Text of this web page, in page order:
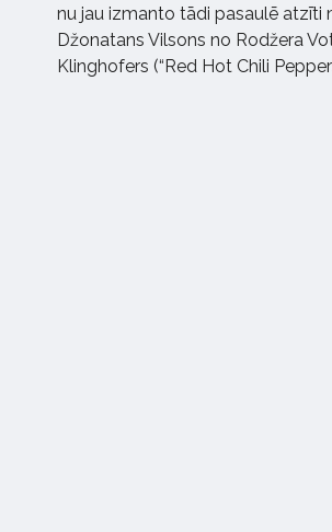
nu jau izmanto tādi pasaulē atzīti
Džonatans Vilsons no Rodžera
Klinghofers (“Red Hot Chili